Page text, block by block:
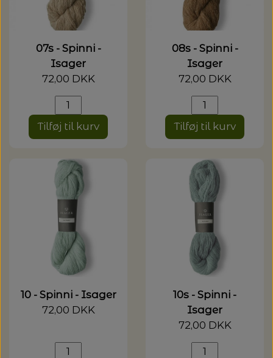
07s - Spinni -
Isager
72,00 DKK
Tilføj til kurv
08s - Spinni -
Isager
72,00 DKK
Tilføj til kurv
10 - Spinni - Isager
72,00 DKK
10s - Spinni -
Isager
72,00 DKK